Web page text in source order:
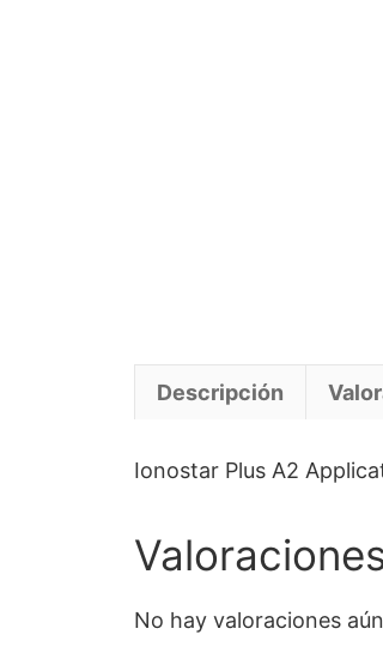
Descripción
Ionostar Plus A2
No hay valoraciones